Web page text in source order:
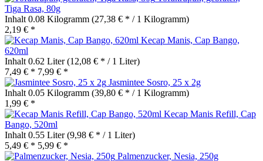
Tiga Rasa, 80g
Inhalt 0.08 Kilogramm (27,38 € * / 1 Kilogramm)
2,19 € *
Kecap Manis, Cap Bango,
620ml
Inhalt 0.62 Liter(12,08 € * / 1 Liter)
7,49 € * 7,99 € *
Jasmintee Sosro, 25 x 2g
Inhalt 0.05 Kilogramm (39,80 € * / 1 Kilogramm)
1,99 € *
Kecap Manis Refill, Cap
Bango, 520ml
Inhalt 0.55 Liter(9,98 € * / 1 Liter)
5,49 € * 5,99 € *
Palmenzucker, Nesia, 250g